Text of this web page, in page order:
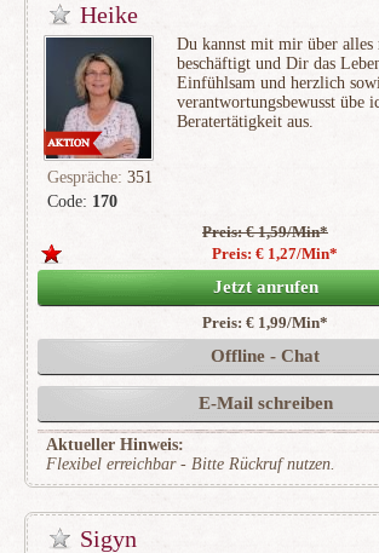
Heike
Code: 170
Du kannst mit mir über alles
beschäftigt und Dir das
Einfühlsam und herzlich
verantwortungsbewusst übe
Beratertätigkeit aus.
Gespräche: 351
Preis: € 1,59/Min*
Preis: € 1,27/Min*
Jetzt anrufen
Preis: € 1,99/Min*
Offline - Chat
E-Mail schreiben
Aktueller Hinweis:
Flexibel erreichbar - Bitte Rückruf nutzen.
Sigyn